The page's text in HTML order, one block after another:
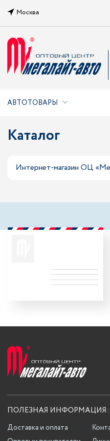
Москва
АВТОТОВАРЫ
Каталог
Интернет-магазин ОЦ
ПОЛЕЗНАЯ ИНФОРМАЦИЯ:
Доставка и оплата